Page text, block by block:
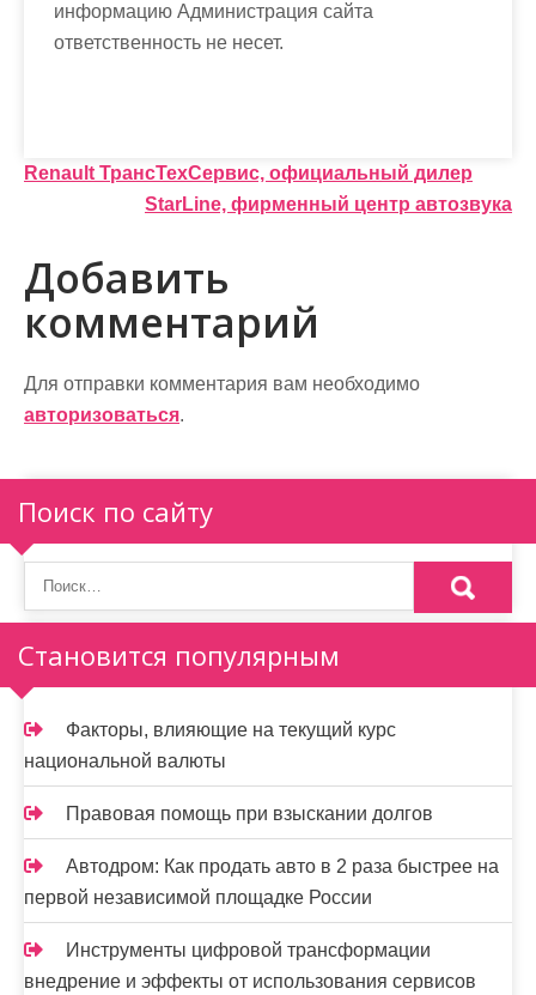
информацию Администрация сайта
ответственность не несет.
Н
в
и
г
а
и
я
п
о
з
а
п
и
с
я
м
Renault ТрансТехСервис, официальный дилер
StarLine, фирменный центр автозвука
Добавить
комментарий
Для отправки комментария вам необходимо
авторизоваться.
Поиск по сайту
Становится популярным
Факторы, влияющие на текущий курс
национальной валюты
Правовая помощь при взыскании долгов
Автодром: Как продать авто в 2 раза быстрее на
первой независимой площадке России
Инструменты цифровой трансформации
внедрение и эффекты от использования сервисов